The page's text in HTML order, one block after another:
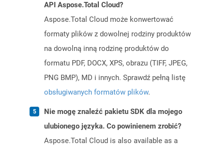
API Aspose.Total Cloud?
Aspose.Total Cloud może konwertować
formaty plików z dowolnej rodziny produktów
na dowolną inną rodzinę produktów do
formatu PDF, DOCX, XPS, obrazu (TIFF, JPEG,
PNG BMP), MD i innych. Sprawdź pełną listę
obsługiwanych formatów plików.
Nie mogę znaleźć pakietu SDK dla mojego
ulubionego języka. Co powinienem zrobić?
Aspose.Total Cloud is also available as a